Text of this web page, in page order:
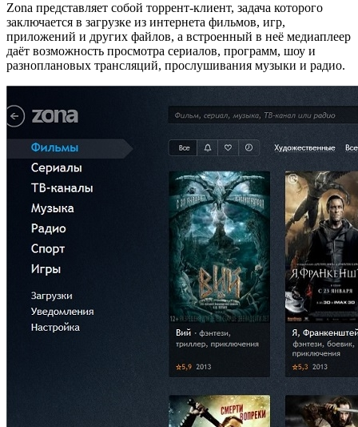
Zona представляет собой торрент-клиент, задача которого
заключается в загрузке из интернета фильмов, игр,
приложений и других файлов, а встроенный в неё медиаплеер
даёт возможность просмотра сериалов, программ, шоу и
разноплановых трансляций, прослушивания музыки и радио.